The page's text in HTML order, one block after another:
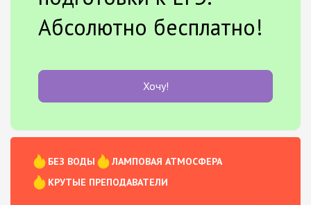
Абсолютно бесплатно!
Хочу!
БЕЗ ВОДЫ
ЛАМПОВАЯ АТМОСФЕРА
КРУТЫЕ ПРЕПОДАВАТЕЛИ